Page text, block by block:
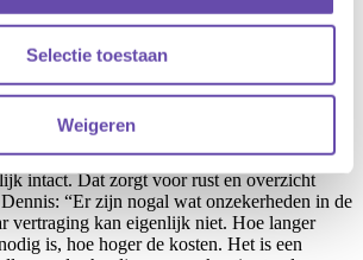
Selectie toestaan
Weigeren
en fasering van sloop, tijdelijke
staan continuïteit van het onderwijs,
veilige situatie rond de school centraal.
bij school blijven looproutes en dagelijkse
intact. Dat zorgt voor rust en overzicht
“Er zijn nogal wat onzekerheden in de
vertraging kan eigenlijk niet. Hoe langer
is, hoe hoger de kosten. Het is een